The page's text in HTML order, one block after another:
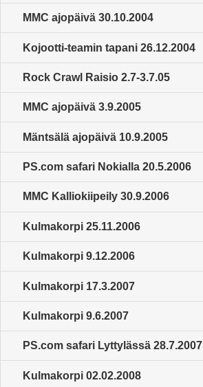
MMC ajopäivä 30.10.2004
Kojootti-teamin tapani 26.12.2004
Rock Crawl Raisio 2.7-3.7.05
MMC ajopäivä 3.9.2005
Mäntsälä ajopäivä 10.9.2005
PS.com safari Nokialla 20.5.2006
MMC Kalliokiipeily 30.9.2006
Kulmakorpi 25.11.2006
Kulmakorpi 9.12.2006
Kulmakorpi 17.3.2007
Kulmakorpi 9.6.2007
PS.com safari Lyttylässä 28.7.2007
Kulmakorpi 02.02.2008